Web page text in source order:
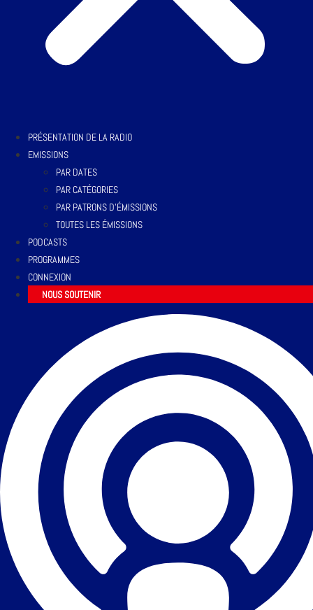
PRÉSENTATION DE LA RADIO
EMISSIONS
PAR DATES
PAR CATÉGORIES
PAR PATRONS D’ÉMISSIONS
TOUTES LES ÉMISSIONS
PODCASTS
PROGRAMMES
CONNEXION
NOUS SOUTENIR